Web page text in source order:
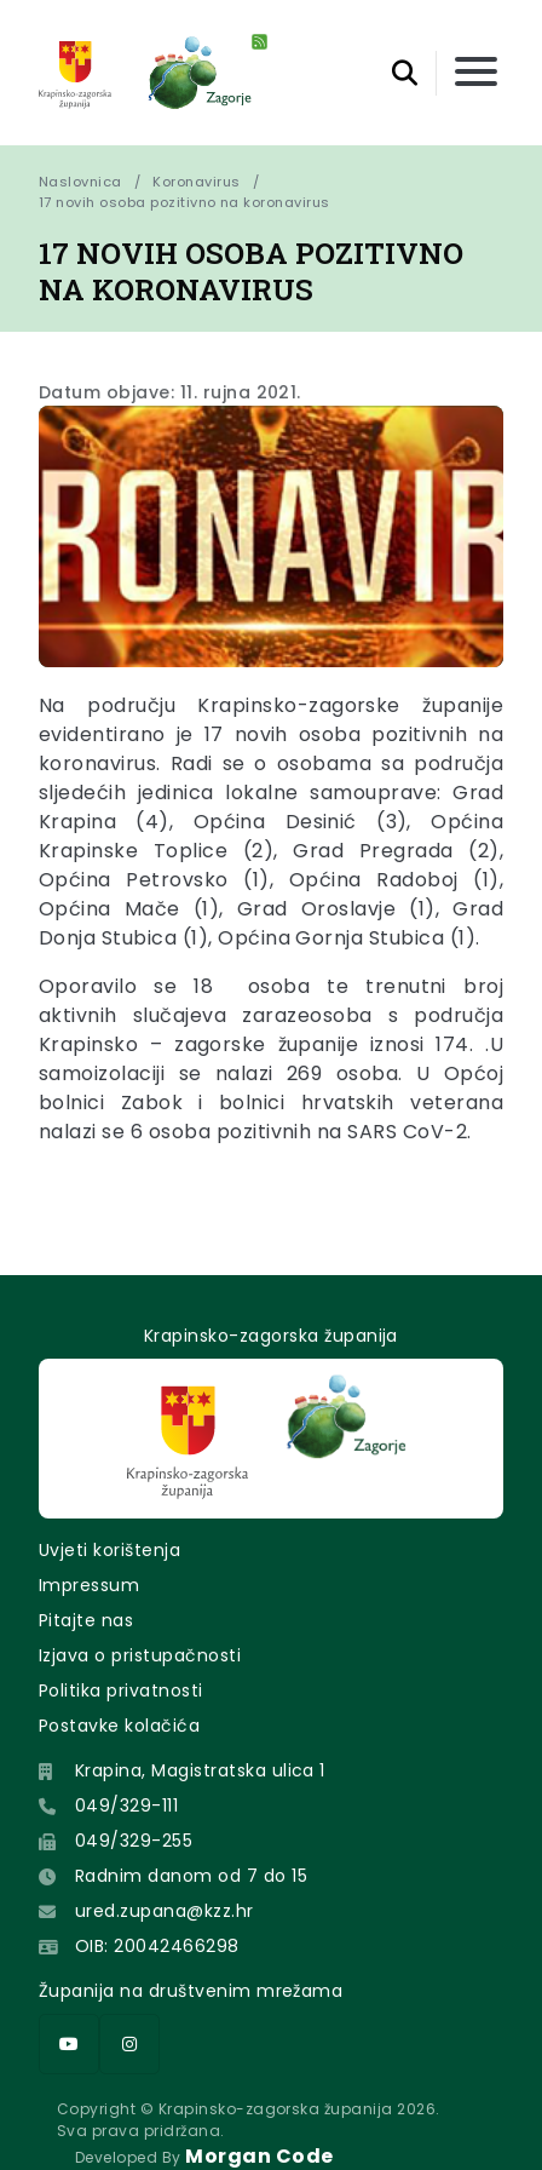
Naslovnica
Koronavirus
17 novih osoba pozitivno na koronavirus
17 NOVIH OSOBA POZITIVNO
NA KORONAVIRUS
Datum objave: 11. rujna 2021.
Na području Krapinsko-zagorske županije
evidentirano je 17 novih osoba pozitivnih na
koronavirus. Radi se o osobama sa područja
sljedećih jedinica lokalne samouprave: Grad
Krapina (4), Općina Desinić (3), Općina
Krapinske Toplice (2), Grad Pregrada (2),
Općina Petrovsko (1), Općina Radoboj (1),
Općina Mače (1), Grad Oroslavje (1), Grad
Donja Stubica (1), Općina Gornja Stubica (1).
Oporavilo se 18 osoba te trenutni broj
aktivnih slučajeva zarazeosoba s područja
Krapinsko – zagorske županije iznosi 174. .U
samoizolaciji se nalazi 269 osoba. U Općoj
bolnici Zabok i bolnici hrvatskih veterana
nalazi se 6 osoba pozitivnih na SARS CoV-2.
Krapinsko-zagorska županija
Uvjeti korištenja
Impressum
Pitajte nas
Izjava o pristupačnosti
Politika privatnosti
Postavke kolačića
Krapina, Magistratska ulica 1
049/329-111
049/329-255
Radnim danom od 7 do 15
ured.zupana@kzz.hr
OIB: 20042466298
Županija na društvenim mrežama
Copyright © Krapinsko-zagorska županija 2026.
Sva prava pridržana.
Developed By Morgan Code